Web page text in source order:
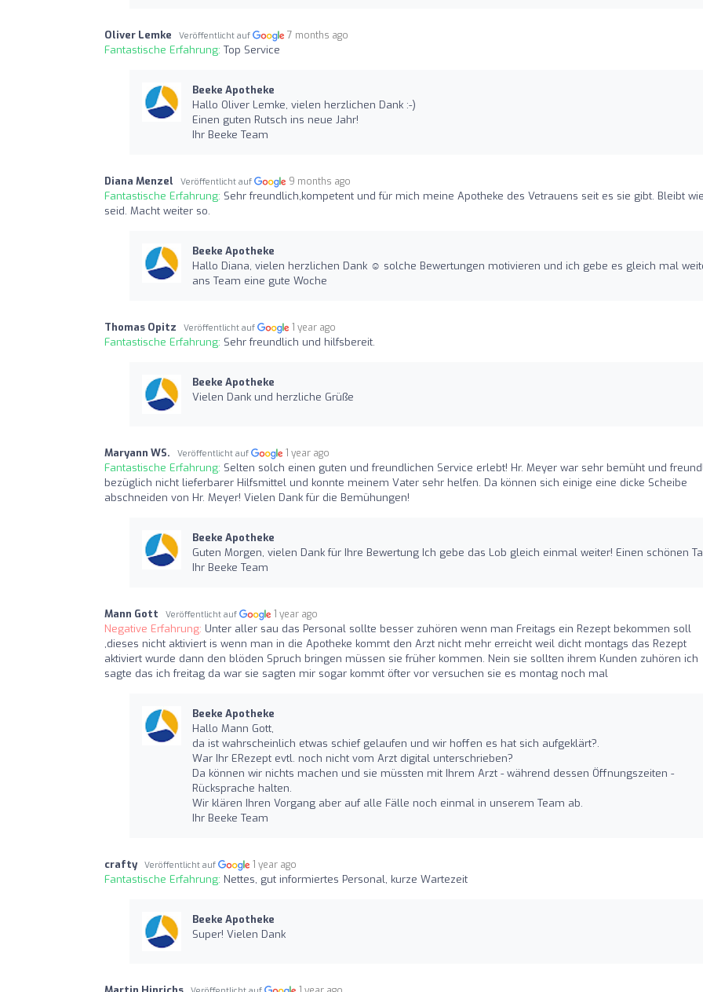
Oliver Lemke Veröffentlicht auf 7 months ago
Fantastische Erfahrung: Top Service
Beeke Apotheke
Hallo Oliver Lemke, vielen herzlichen Dank :-)
Einen guten Rutsch ins neue Jahr!
Ihr Beeke Team
Diana Menzel Veröffentlicht auf 9 months ago
Fantastische Erfahrung: Sehr freundlich,kompetent und für mich meine Apotheke des Vetrauens seit es sie gibt. Bleibt
seid. Macht weiter so.
Beeke Apotheke
Hallo Diana, vielen herzlichen Dank ☺️ solche Bewertungen motivieren und ich gebe es gleich mal
ans Team eine gute Woche
Thomas Opitz Veröffentlicht auf 1 year ago
Fantastische Erfahrung: Sehr freundlich und hilfsbereit.
Beeke Apotheke
Vielen Dank und herzliche Grüße
Maryann WS. Veröffentlicht auf 1 year ago
Fantastische Erfahrung: Selten solch einen guten und freundlichen Service erlebt! Hr. Meyer war sehr bemüht und
bezüglich nicht lieferbarer Hilfsmittel und konnte meinem Vater sehr helfen. Da können sich einige eine dicke Scheibe
abschneiden von Hr. Meyer! Vielen Dank für die Bemühungen!
Beeke Apotheke
Guten Morgen, vielen Dank für Ihre Bewertung Ich gebe das Lob gleich einmal weiter! Einen schönen
Ihr Beeke Team
Mann Gott Veröffentlicht auf 1 year ago
Negative Erfahrung: Unter aller sau das Personal sollte besser zuhören wenn man Freitags ein Rezept bekommen soll
,dieses nicht aktiviert is wenn man in die Apotheke kommt den Arzt nicht mehr erreicht weil dicht montags das Rezept
aktiviert wurde dann den blöden Spruch bringen müssen sie früher kommen. Nein sie sollten ihrem Kunden zuhören ich
sagte das ich freitag da war sie sagten mir sogar kommt öfter vor versuchen sie es montag noch mal
Beeke Apotheke
Hallo Mann Gott,
da ist wahrscheinlich etwas schief gelaufen und wir hoffen es hat sich aufgeklärt?.
War Ihr ERezept evtl. noch nicht vom Arzt digital unterschrieben?
Da können wir nichts machen und sie müssten mit Ihrem Arzt - während dessen Öffnungszeiten -
Rücksprache halten.
Wir klären Ihren Vorgang aber auf alle Fälle noch einmal in unserem Team ab.
Ihr Beeke Team
crafty Veröffentlicht auf 1 year ago
Fantastische Erfahrung: Nettes, gut informiertes Personal, kurze Wartezeit
Beeke Apotheke
Super! Vielen Dank